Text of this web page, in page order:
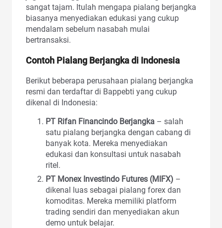
sangat tajam. Itulah mengapa pialang berjangka
biasanya menyediakan edukasi yang cukup
mendalam sebelum nasabah mulai
bertransaksi.
Contoh Pialang Berjangka di Indonesia
Berikut beberapa perusahaan pialang berjangka
resmi dan terdaftar di Bappebti yang cukup
dikenal di Indonesia:
PT Rifan Financindo Berjangka – salah
satu pialang berjangka dengan cabang di
banyak kota. Mereka menyediakan
edukasi dan konsultasi untuk nasabah
ritel.
PT Monex Investindo Futures (MIFX) –
dikenal luas sebagai pialang forex dan
komoditas. Mereka memiliki platform
trading sendiri dan menyediakan akun
demo untuk belajar.